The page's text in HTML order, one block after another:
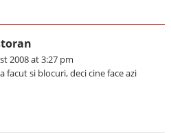
2008 at 3:27 pm
facut si blocuri, deci cine face azi